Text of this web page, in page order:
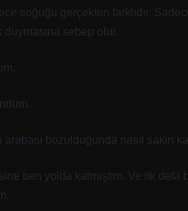
soğuğu gerçekten farklıdır.
sebep olur.
arabası bozulduğunda nasıl sakin
ben yolda kalmıştım. Ve ilk